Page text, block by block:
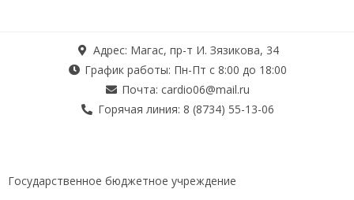
Адрес: Магас, пр-т И. Зязикова, 34
График работы: Пн-Пт с 8:00 до 18:00
Почта: cardio06@mail.ru
Горячая линия: 8 (8734) 55-13-06
Государственное бюджетное учреждение